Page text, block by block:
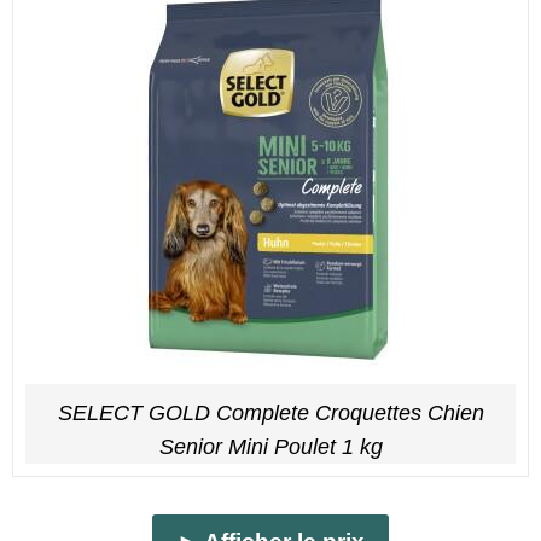
SELECT GOLD Complete Croquettes Chien
Senior Mini Poulet 1 kg